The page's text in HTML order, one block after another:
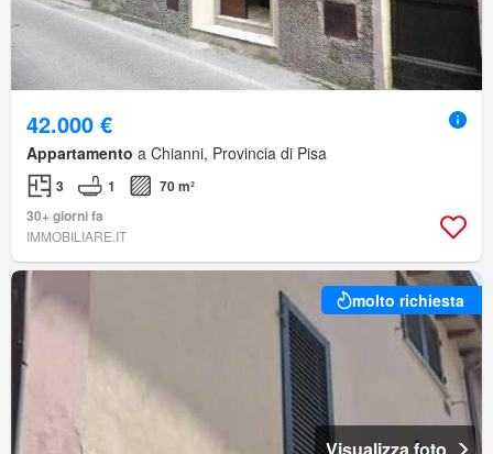
42.000 €
Appartamento a Chianni, Provincia di Pisa
3 1
70 m²
30+ giorni fa
IMMOBILIARE.IT
molto richiesta